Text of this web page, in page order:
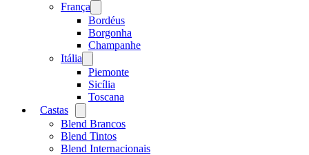
França
menu
Bordéus
Borgonha
Champanhe
Itália
menu
Piemonte
Sicília
Toscana
Castas
menu
Blend Brancos
Blend Tintos
Blend Internacionais